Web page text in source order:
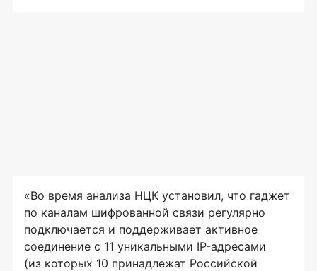
«Во время анализа НЦК установил, что гаджет
по каналам шифрованной связи регулярно
подключается и поддерживает активное
соединение с 11 уникальными IP-адресами
(из которых 10 принадлежат Российской